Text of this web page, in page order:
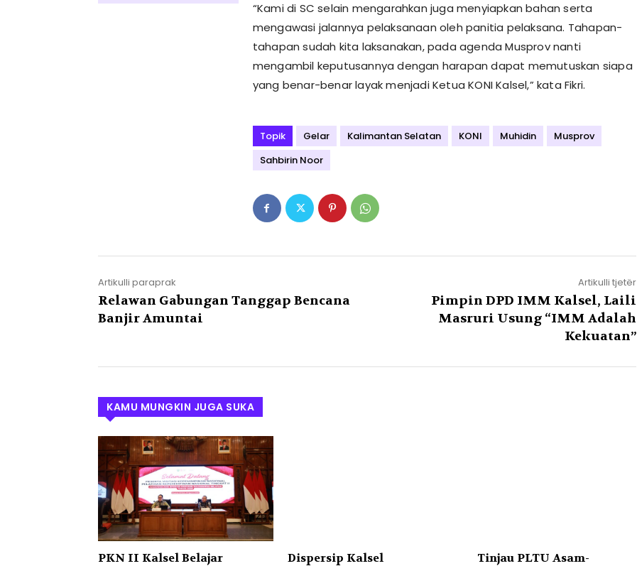
“Kami di SC selain mengarahkan juga menyiapkan bahan serta
mengawasi jalannya pelaksanaan oleh panitia pelaksana. Tahapan-
tahapan sudah kita laksanakan, pada agenda Musprov nanti
mengambil keputusannya dengan harapan dapat memutuskan siapa
yang benar-benar layak menjadi Ketua KONI Kalsel,” kata Fikri.
Topik Gelar Kalimantan Selatan KONI Muhidin
Musprov
Sahbirin Noor
Artikulli paraprak
Relawan Gabungan Tanggap Bencana
Banjir Amuntai
Artikulli tjetër
Pimpin DPD IMM Kalsel, Laili
Masruri Usung “IMM Adalah
Kekuatan”
KAMU MUNGKIN JUGA SUKA
PKN II Kalsel Belajar Dispersip Kalsel Tinjau PLTU Asam-